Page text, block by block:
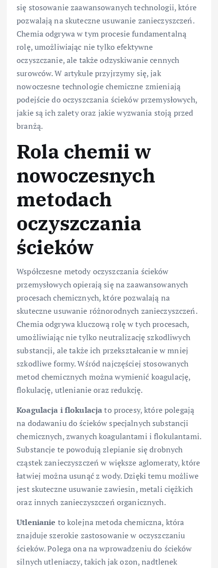
się stosowanie zaawansowanych technologii, które
pozwalają na skuteczne usuwanie zanieczyszczeń.
Chemia odgrywa w tym procesie fundamentalną
rolę, umożliwiając nie tylko efektywne
oczyszczanie, ale także odzyskiwanie cennych
surowców. W artykule przyjrzymy się, jak
nowoczesne technologie chemiczne zmieniają
podejście do oczyszczania ścieków przemysłowych,
jakie są ich zalety oraz jakie wyzwania stoją przed
branżą.
Rola chemii w
nowoczesnych
metodach
oczyszczania
ścieków
Współczesne metody oczyszczania ścieków
przemysłowych opierają się na zaawansowanych
procesach chemicznych, które pozwalają na
skuteczne usuwanie różnorodnych zanieczyszczeń.
Chemia odgrywa kluczową rolę w tych procesach,
umożliwiając nie tylko neutralizację szkodliwych
substancji, ale także ich przekształcanie w mniej
szkodliwe formy. Wśród najczęściej stosowanych
metod chemicznych można wymienić koagulację,
flokulację, utlenianie oraz redukcję.
Koagulacja i flokulacjato procesy, które polegają
na dodawaniu do ścieków specjalnych substancji
chemicznych, zwanych koagulantami i flokulantami.
Substancje te powodują zlepianie się drobnych
cząstek zanieczyszczeń w większe aglomeraty, które
łatwiej można usunąć z wody. Dzięki temu możliwe
jest skuteczne usuwanie zawiesin, metali ciężkich
oraz innych zanieczyszczeń organicznych.
Utlenianie to kolejna metoda chemiczna, która
znajduje szerokie zastosowanie w oczyszczaniu
ścieków. Polega ona na wprowadzeniu do ścieków
silnych utleniaczy, takich jak ozon, nadtlenek